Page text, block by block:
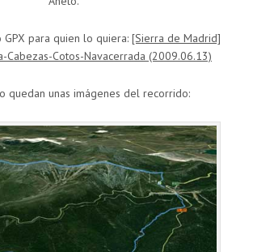
para quien lo quiera: [Sierra de Madrid]
Cabezas-Cotos-Navacerrada (2009.06.13)
quedan unas imágenes del recorrido: